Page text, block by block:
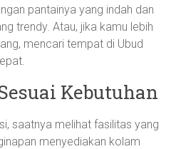
pantainya yang indah dan
trendy. Atau, jika kamu lebih
mencari tempat di Ubud
Kebutuhan
saatnya melihat fasilitas yang
menyediakan kolam